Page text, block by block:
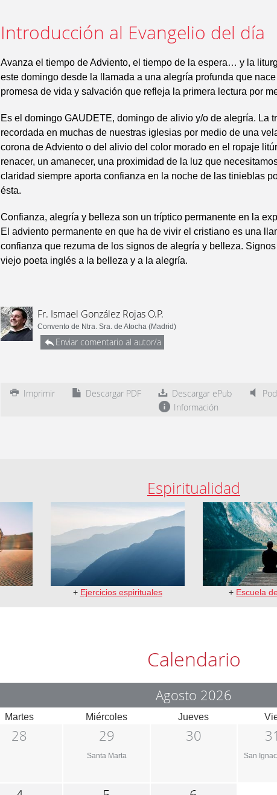
Introducción al Evangelio del día
Avanza el tiempo de Adviento, el tiempo de la espera… y la
este domingo desde la llamada a una alegría profunda que
promesa de vida y salvación que refleja la primera lectura por
Es el domingo GAUDETE, domingo de alivio y/o de alegría. La
recordada en muchas de nuestras iglesias por medio de una
corona de Adviento o del alivio del color morado en el ropaje
renacer, un amanecer, una proximidad de la luz que
claridad siempre aporta confianza en la noche de las tinieblas
ésta.
Confianza, alegría y belleza son un tríptico permanente en la
El adviento permanente en que ha de vivir el cristiano es una
confianza que rezuma de los signos de alegría y belleza.
viejo poeta inglés a la belleza y a la alegría.
Fr. Ismael González Rojas O.P.
Convento de Ntra. Sra. de Atocha (Madrid)
Enviar comentario al autor/a
Imprimir Descargar PDF Descargar ePub
Información
Espiritualidad
+ Ejercicios espirituales + Escuela
Calendario
Agosto 2026
Martes Miércoles Jueves
28 29
Santa Marta
30 31
San